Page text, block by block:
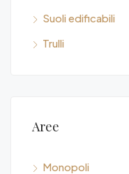
Suoli edificabili
Trulli
Aree
Monopoli